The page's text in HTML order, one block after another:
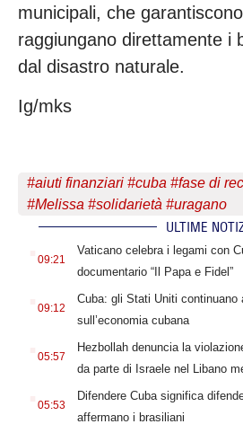
municipali, che
raggiungano direttamente i
dal disastro naturale.
Ig/mks
#aiuti finanziari #cuba #fase di
#Melissa #solidarietà #uragano
ULTIME
09:21
Vaticano celebra i legami con
documentario “Il Papa e Fidel”
09:12
Cuba: gli Stati Uniti continuano
sull’economia cubana
05:57
Hezbollah denuncia la
da parte di Israele nel Libano
05:53
Difendere Cuba significa
affermano i brasiliani